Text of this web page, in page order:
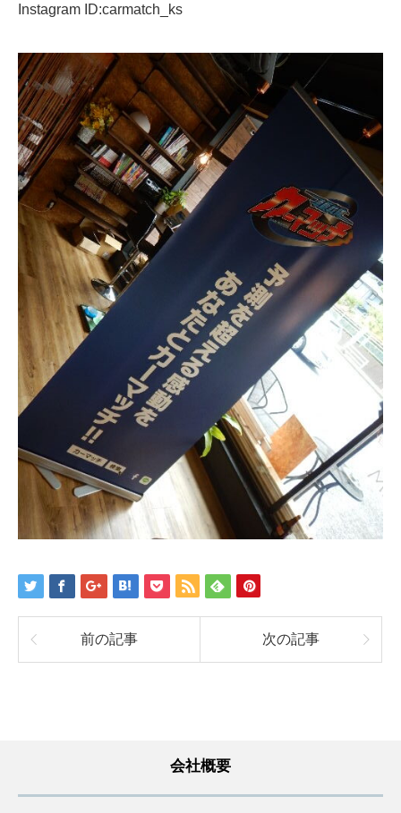
Instagram ID:carmatch_ks
前の記事 次の記事
会社概要